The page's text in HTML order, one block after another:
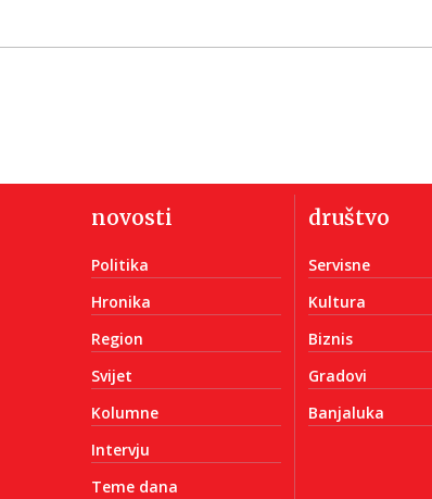
novosti
Politika
Hronika
Region
Svijet
Kolumne
Intervju
Teme dana
društvo
Servisne
Kultura
Biznis
Gradovi
Banjaluka